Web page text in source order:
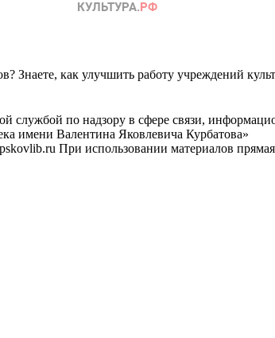
Знаете, как улучшить работу учреждений
по надзору в сфере связи,
имени Валентина Яковлевича Курбатова»
При использовании материалов